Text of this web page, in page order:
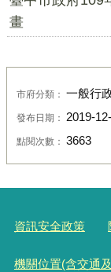
畫
市府分類： 一般行
發布日期： 2019-
點閱次數： 3663
資訊安全政策
機關位置(含交通